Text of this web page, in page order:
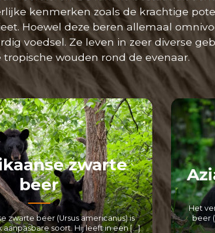
kenmerken zoals de krachtige
Hoewel deze beren allemaal
voedsel. Ze leven in zeer diverse
wouden rond de evenaar.
zwarte
beer
zwarte beer (Ursus americanus) is
soort. Hij leeft in een […]
Het
beer